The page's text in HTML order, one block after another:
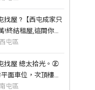
找屋 ?【西屯成家只
!終結租屋,這間你一
屯區
拾光。㊣
面車位，次頂樓雙
屯區